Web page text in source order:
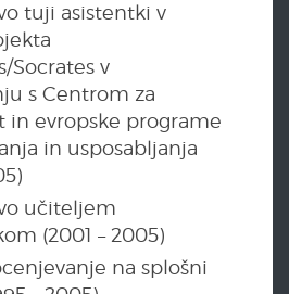
tuji asistentki v
Socrates v
s Centrom za
in evropske programe
in usposabljanja
učiteljem
(2001 – 2005)
na splošni